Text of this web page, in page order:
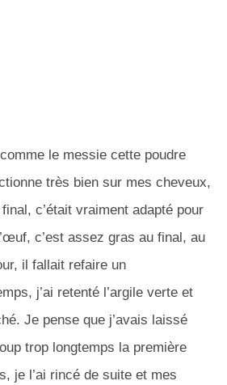
le messie cette poudre
très bien sur mes cheveux,
c’était vraiment adapté pour
c’est assez gras au final, au
il fallait refaire un
j’ai retenté l’argile verte et
Je pense que j’avais laissé
trop longtemps la première
je l’ai rincé de suite et mes